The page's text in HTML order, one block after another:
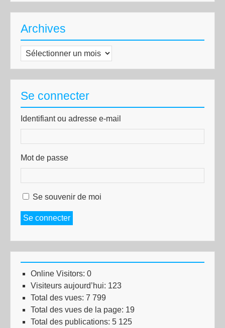
Archives
Archives
Se connecter
Identifiant ou adresse e-mail
Mot de passe
Se souvenir de moi
Se connecter
Online Visitors: 0
Visiteurs aujourd’hui: 123
Total des vues: 7 799
Total des vues de la page: 19
Total des publications: 5 125